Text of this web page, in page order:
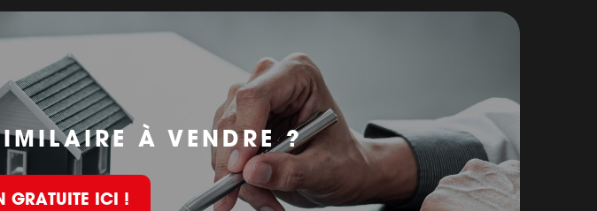
À VENDRE ?
GRATUITE ICI !